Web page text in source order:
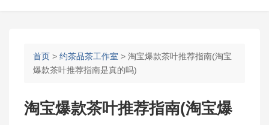
首页 > 约茶品茶工作室 > 淘宝爆款茶叶推荐指南(淘宝
爆款茶叶推荐指南是真的吗)
淘宝爆款茶叶推荐指南(淘宝爆